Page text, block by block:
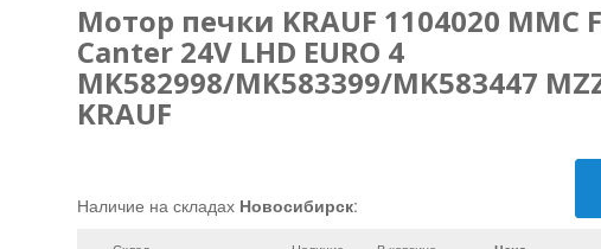
Мотор печки KRAUF 1104020 MMC
Canter 24V LHD EURO 4
MK582998/MK583399/MK583447
KRAUF
Наличие на складах Новосибирск: